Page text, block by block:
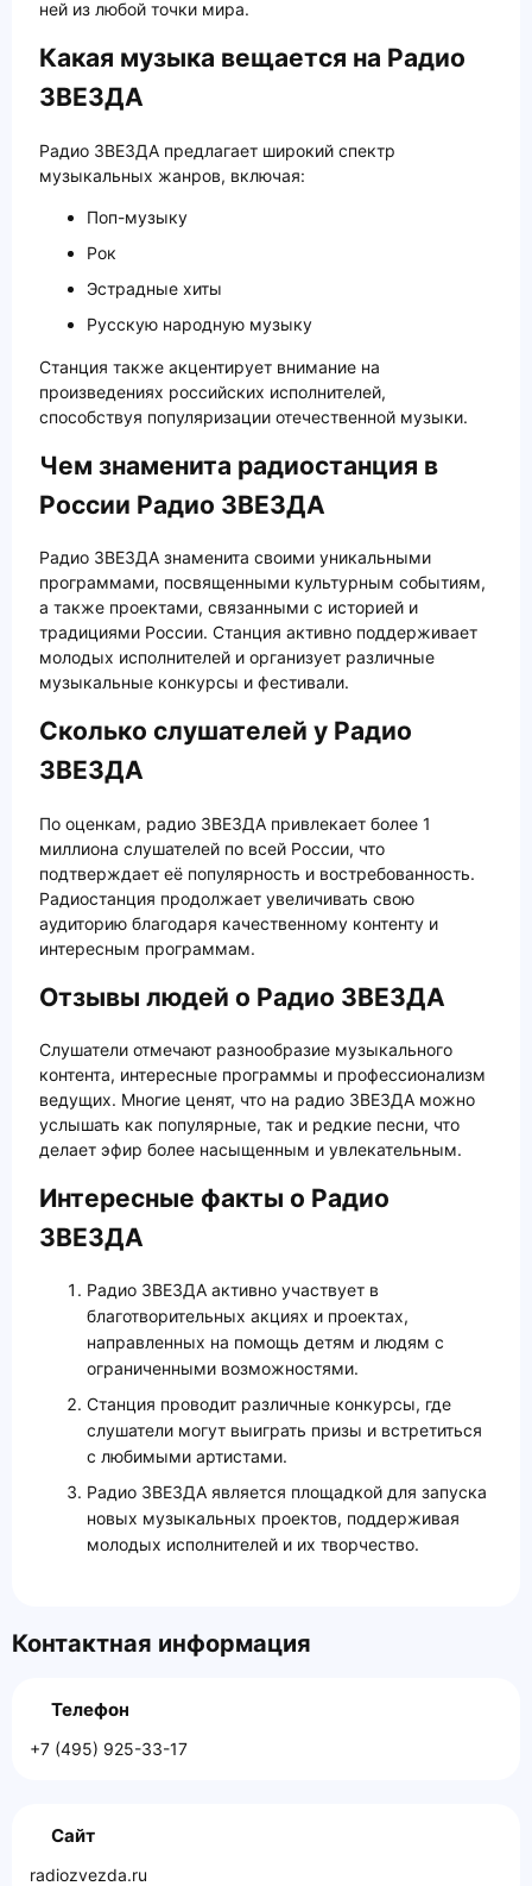
ней из любой точки мира.
Какая музыка вещается на Радио
ЗВЕЗДА
Радио ЗВЕЗДА предлагает широкий спектр
музыкальных жанров, включая:
Поп-музыку
Рок
Эстрадные хиты
Русскую народную музыку
Станция также акцентирует внимание на
произведениях российских исполнителей,
способствуя популяризации отечественной музыки.
Чем знаменита радиостанция в
России Радио ЗВЕЗДА
Радио ЗВЕЗДА знаменита своими уникальными
программами, посвященными культурным событиям,
а также проектами, связанными с историей и
традициями России. Станция активно поддерживает
молодых исполнителей и организует различные
музыкальные конкурсы и фестивали.
Сколько слушателей у Радио
ЗВЕЗДА
По оценкам, радио ЗВЕЗДА привлекает более 1
миллиона слушателей по всей России, что
подтверждает её популярность и востребованность.
Радиостанция продолжает увеличивать свою
аудиторию благодаря качественному контенту и
интересным программам.
Отзывы людей о Радио ЗВЕЗДА
Слушатели отмечают разнообразие музыкального
контента, интересные программы и профессионализм
ведущих. Многие ценят, что на радио ЗВЕЗДА можно
услышать как популярные, так и редкие песни, что
делает эфир более насыщенным и увлекательным.
Интересные факты о Радио
ЗВЕЗДА
Радио ЗВЕЗДА активно участвует в
благотворительных акциях и проектах,
направленных на помощь детям и людям с
ограниченными возможностями.
Станция проводит различные конкурсы, где
слушатели могут выиграть призы и встретиться
с любимыми артистами.
Радио ЗВЕЗДА является площадкой для запуска
новых музыкальных проектов, поддерживая
молодых исполнителей и их творчество.
Контактная информация
Телефон
+7 (495) 925-33-17
Сайт
radiozvezda.ru